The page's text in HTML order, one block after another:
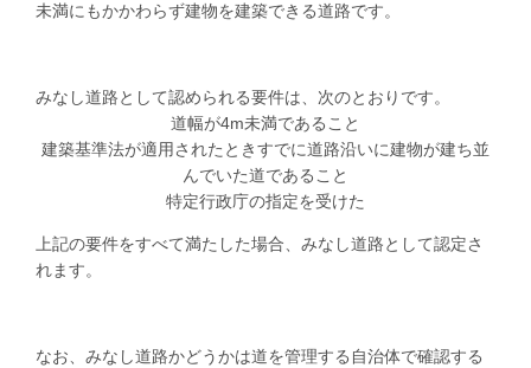
未満にもかかわらず建物を建築できる道路です。
みなし道路として認められる要件は、次のとおりです。
道幅が4m未満であること
建築基準法が適用されたときすでに道路沿いに建物が建ち並
んでいた道であること
特定行政庁の指定を受けた
上記の要件をすべて満たした場合、みなし道路として認定さ
れます。
なお、みなし道路かどうかは道を管理する自治体で確認する